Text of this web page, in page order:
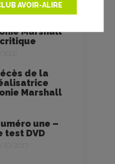
AVOIR-ALIRE
plus près
Marshall
de la
Marshall
une –
test DVD